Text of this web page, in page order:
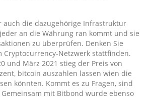
auch die dazugehörige Infrastruktur
an die Währung ran kommt und sie
zu überprüfen. Denken Sie
Cryptocurrency-Netzwerk stattfinden.
und März 2021 stieg der Preis von
bitcoin auszahlen lassen wien die
könnten. Kommt es zu Fragen, sind
mit Bitbond wurde ebenso